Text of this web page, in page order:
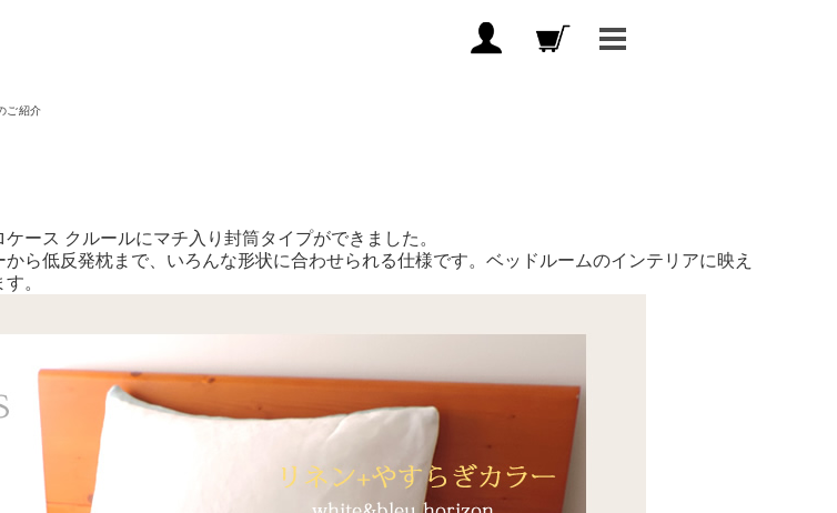
ご紹介
ケース クルールにマチ入り封筒タイプができました。
ら低反発枕まで、いろんな形状に合わせられる仕様です。ベッドルームのインテリアに映え
。